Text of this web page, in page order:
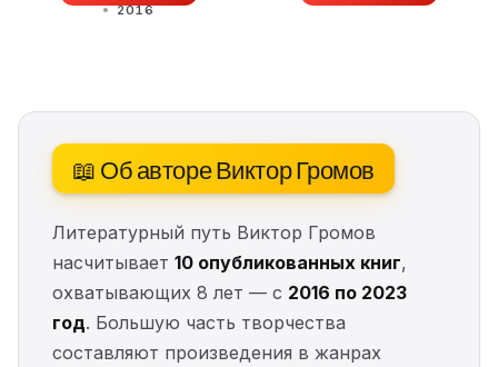
2016
📖 Об авторе Виктор Громов
Литературный путь Виктор Громов
насчитывает 10 опубликованных книг,
охватывающих 8 лет — с 2016 по 2023
год. Большую часть творчества
составляют произведения в жанрах